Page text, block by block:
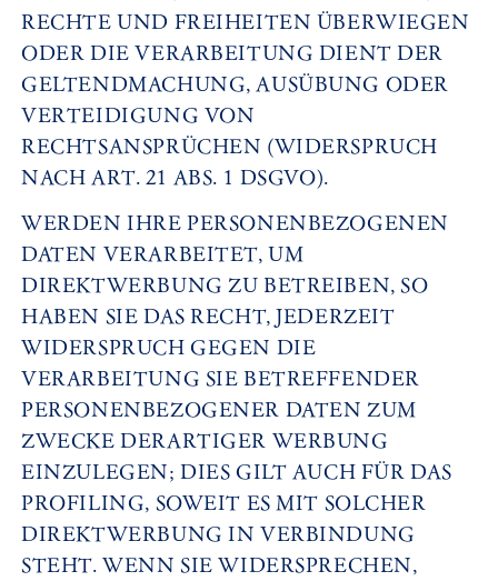
RECHTE UND FREIHEITEN ÜBERWIEGEN
ODER DIE VERARBEITUNG DIENT DER
GELTENDMACHUNG, AUSÜBUNG ODER
VERTEIDIGUNG VON
RECHTSANSPRÜCHEN (WIDERSPRUCH
NACH ART. 21 ABS. 1 DSGVO).
WERDEN IHRE PERSONENBEZOGENEN
DATEN VERARBEITET, UM
DIREKTWERBUNG ZU BETREIBEN, SO
HABEN SIE DAS RECHT, JEDERZEIT
WIDERSPRUCH GEGEN DIE
VERARBEITUNG SIE BETREFFENDER
PERSONENBEZOGENER DATEN ZUM
ZWECKE DERARTIGER WERBUNG
EINZULEGEN; DIES GILT AUCH FÜR DAS
PROFILING, SOWEIT ES MIT SOLCHER
DIREKTWERBUNG IN VERBINDUNG
STEHT. WENN SIE WIDERSPRECHEN,